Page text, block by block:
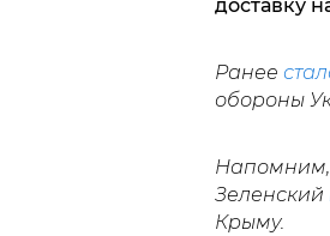
доставку
Ранее
обороны
Зеленский
Крыму.